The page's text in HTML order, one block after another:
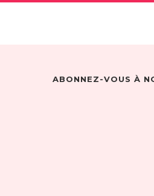
ABONNEZ-VOUS À